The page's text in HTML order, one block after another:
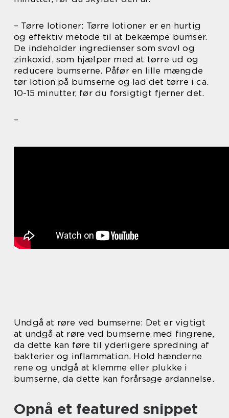
– Tørre lotioner: Tørre lotioner er en hurtig
og effektiv metode til at bekæmpe bumser.
De indeholder ingredienser som svovl og
zinkoxid, som hjælper med at tørre ud og
reducere bumserne. Påfør en lille mængde
tør lotion på bumserne og lad det tørre i ca.
10-15 minutter, før du forsigtigt fjerner det.
–
Undgå at røre ved bumserne: Det er vigtigt
at undgå at røre ved bumserne med fingrene,
da dette kan føre til yderligere spredning af
bakterier og inflammation. Hold hænderne
rene og undgå at klemme eller plukke i
bumserne, da dette kan forårsage ardannelse.
Opnå et featured snippet